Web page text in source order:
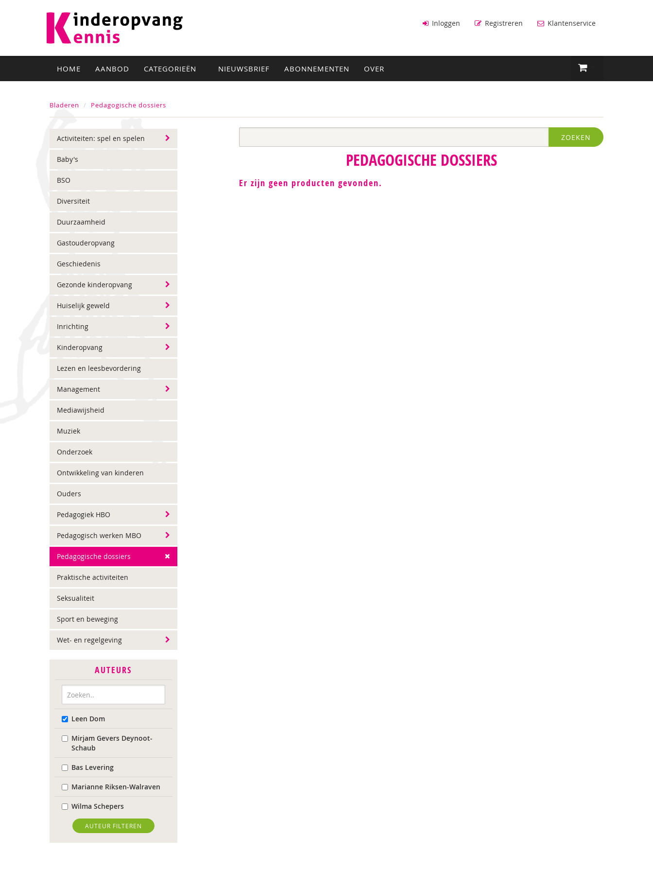
Inloggen Registreren Klantenservice
HOME AANBOD CATEGORIEËN NIEUWSBRIEF ABONNEMENTEN OVER
Bladeren Pedagogische dossiers
Activiteiten: spel en spelen
Baby's
BSO
Diversiteit
Duurzaamheid
Gastouderopvang
Geschiedenis
Gezonde kinderopvang
Huiselijk geweld
Inrichting
Kinderopvang
Lezen en leesbevordering
Management
Mediawijsheid
Muziek
Onderzoek
Ontwikkeling van kinderen
Ouders
Pedagogiek HBO
Pedagogisch werken MBO
Pedagogische dossiers
Praktische activiteiten
Seksualiteit
Sport en beweging
Wet- en regelgeving
AUTEURS
Leen Dom
Mirjam Gevers Deynoot-
Schaub
Bas Levering
Marianne Riksen-Walraven
Wilma Schepers
AUTEUR FILTEREN
ZOEKEN
PEDAGOGISCHE DOSSIERS
Er zijn geen producten gevonden.